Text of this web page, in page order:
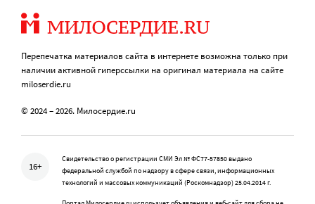
Перепечатка материалов сайта в интернете возможна только при
наличии активной гиперссылки на оригинал материала на сайте
miloserdie.ru
© 2024 – 2026. Милосердие.ru
16+
Свидетельство о регистрации СМИ Эл № ФС77-57850 выдано
федеральной службой по надзору в сфере связи, информационных
технологий и массовых коммуникаций (Роскомнадзор) 25.04.2014 г.